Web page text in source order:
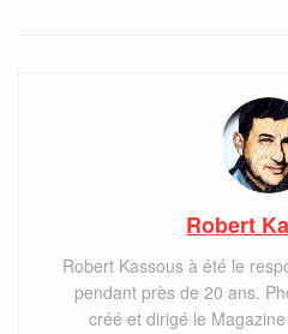
Robert
Robert Kassous à été le
pendant près de 20 ans.
créé et dirigé le